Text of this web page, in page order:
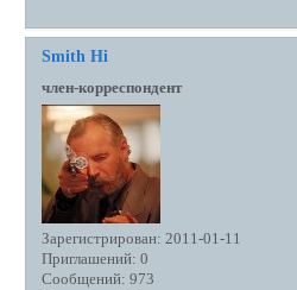
Smith Hi
член-корреспондент
Зарегистрирован: 2011-01-11
Приглашений: 0
Сообщений: 973